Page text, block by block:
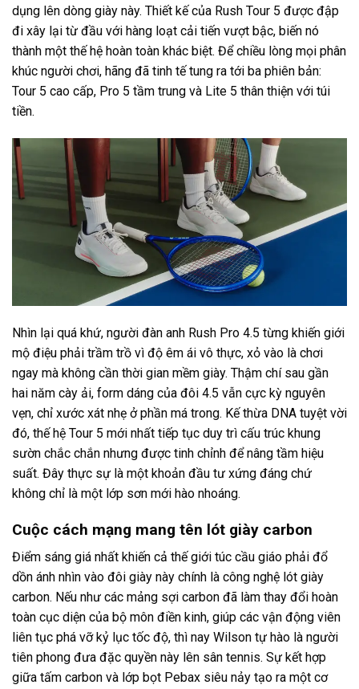
dụng lên dòng giày này. Thiết kế của Rush Tour 5 được đập
đi xây lại từ đầu với hàng loạt cải tiến vượt bậc, biến nó
thành một thế hệ hoàn toàn khác biệt. Để chiều lòng mọi phân
khúc người chơi, hãng đã tinh tế tung ra tới ba phiên bản:
Tour 5 cao cấp, Pro 5 tầm trung và Lite 5 thân thiện với túi
tiền.
Nhìn lại quá khứ, người đàn anh Rush Pro 4.5 từng khiến giới
mộ điệu phải trầm trồ vì độ êm ái vô thực, xỏ vào là chơi
ngay mà không cần thời gian mềm giày. Thậm chí sau gần
hai năm cày ải, form dáng của đôi 4.5 vẫn cực kỳ nguyên
vẹn, chỉ xước xát nhẹ ở phần má trong. Kế thừa DNA tuyệt vời
đó, thế hệ Tour 5 mới nhất tiếp tục duy trì cấu trúc khung
sườn chắc chắn nhưng được tinh chỉnh để nâng tầm hiệu
suất. Đây thực sự là một khoản đầu tư xứng đáng chứ
không chỉ là một lớp sơn mới hào nhoáng.
Cuộc cách mạng mang tên lót giày carbon
Điểm sáng giá nhất khiến cả thế giới túc cầu giáo phải đổ
dồn ánh nhìn vào đôi giày này chính là công nghệ lót giày
carbon. Nếu như các mảng sợi carbon đã làm thay đổi hoàn
toàn cục diện của bộ môn điền kinh, giúp các vận động viên
liên tục phá vỡ kỷ lục tốc độ, thì nay Wilson tự hào là người
tiên phong đưa đặc quyền này lên sân tennis. Sự kết hợp
giữa tấm carbon và lớp bọt Pebax siêu nảy tạo ra một cơ